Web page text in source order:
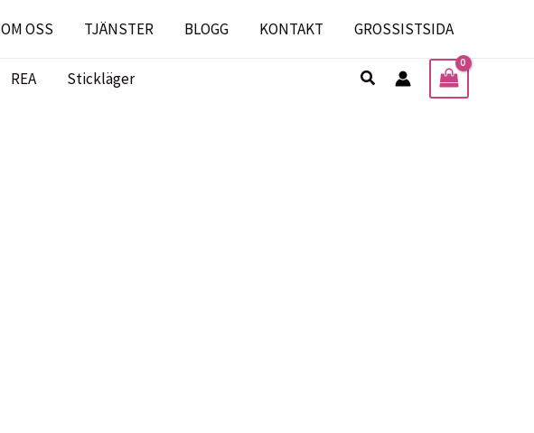
OM OSS TJÄNSTER BLOGG KONTAKT GROSSISTSIDA
REA Stickläger Sök